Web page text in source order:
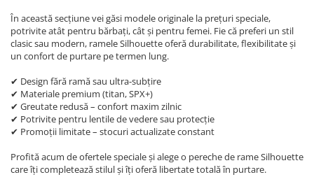
În această secțiune vei găsi modele originale la prețuri speciale,
potrivite atât pentru bărbați, cât și pentru femei. Fie că preferi un stil
clasic sau modern, ramele Silhouette oferă durabilitate, flexibilitate și
un confort de purtare pe termen lung.
✔ Design fără ramă sau ultra-subțire
✔ Materiale premium (titan, SPX+)
✔ Greutate redusă – confort maxim zilnic
✔ Potrivite pentru lentile de vedere sau protecție
✔ Promoții limitate – stocuri actualizate constant
Profită acum de ofertele speciale și alege o pereche de rame Silhouette
care îți completează stilul și îți oferă libertate totală în purtare.